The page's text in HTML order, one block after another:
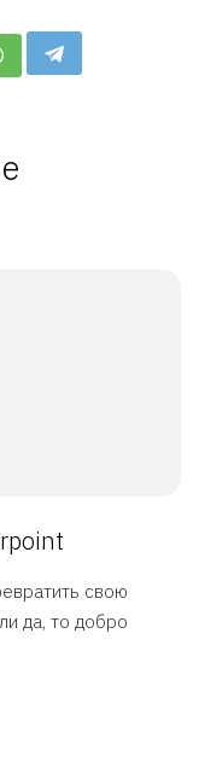
свою
да, то добро